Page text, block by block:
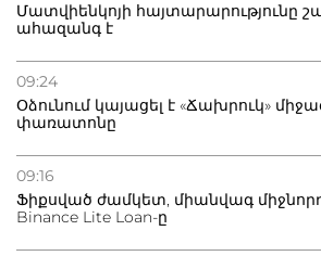
Մատվիենկոյի հայտարարությունը
ահազանգ է
09:24
Օձունում կայացել է «Ճախրուկ»
փառատոնը
09:16
Ֆիքսված ժամկետ, միանվագ
Binance Lite Loan-ը